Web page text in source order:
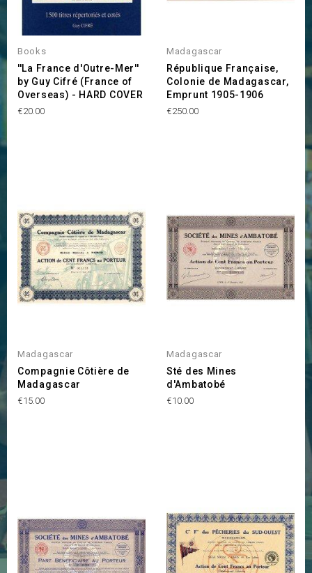
Books
''La France d'Outre-Mer''
by Guy Cifré (France of
Overseas) - HARD COVER
Price
€20.00
Madagascar
République Française,
Colonie de Madagascar,
Emprunt 1905-1906
Price
€250.00
Madagascar
Compagnie Côtière de
Madagascar
Price
€15.00
Madagascar
Sté des Mines
d'Ambatobé
Price
€10.00